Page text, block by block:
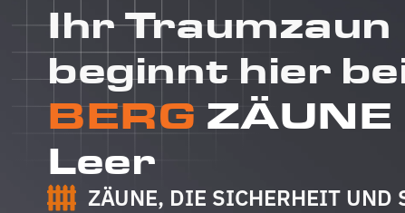
Ihr Traumzaun
beginnt hier
BERG ZÄUNE
Leer
ZÄUNE, DIE SICHERHEIT UND